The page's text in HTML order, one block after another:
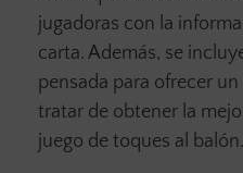
jugadoras con la
carta. Además, se
pensada para ofrecer
tratar de obtener la
juego de toques al balón.